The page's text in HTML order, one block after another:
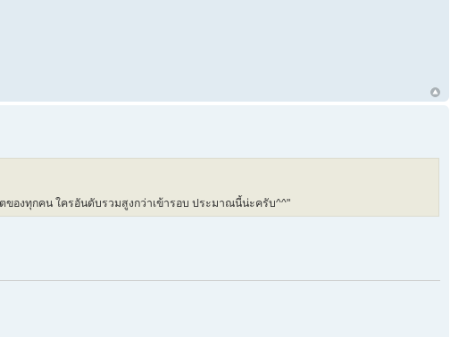
ของทุกคน ใครอันดับรวมสูงกว่าเข้ารอบ ประมาณนี้น่ะครับ^^"